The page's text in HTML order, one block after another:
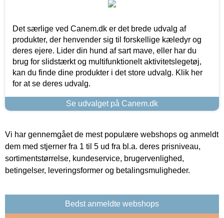
Det særlige ved Canem.dk er det brede udvalg af
produkter, der henvender sig til forskellige kæledyr og
deres ejere. Lider din hund af sart mave, eller har du
brug for slidstærkt og multifunktionelt aktivitetslegetøj,
kan du finde dine produkter i det store udvalg. Klik her
for at se deres udvalg.
Se udvalget på Canem.dk
Vi har gennemgået de mest populære webshops og anmeldt
dem med stjerner fra 1 til 5 ud fra bl.a. deres prisniveau,
sortimentstørrelse, kundeservice, brugervenlighed,
betingelser, leveringsformer og betalingsmuligheder.
Bedst anmeldte webshops